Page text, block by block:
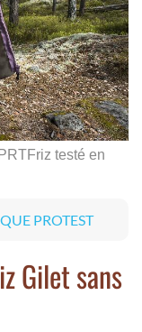
testé en
PROTEST
Gilet sans